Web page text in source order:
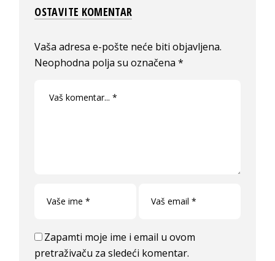
OSTAVITE KOMENTAR
Vaša adresa e-pošte neće biti objavljena.
Neophodna polja su označena*
Zapamti moje ime i email u ovom
pretraživaču za sledeći komentar.